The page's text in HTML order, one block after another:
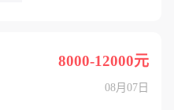
8000-12000元
08月07日